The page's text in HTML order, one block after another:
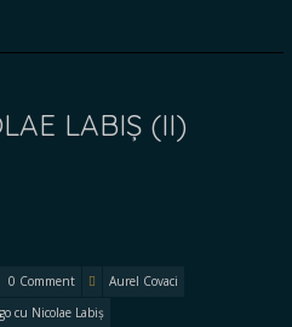
LABIȘ (II)
0 Comment
Aurel Covaci
cu Nicolae Labiș